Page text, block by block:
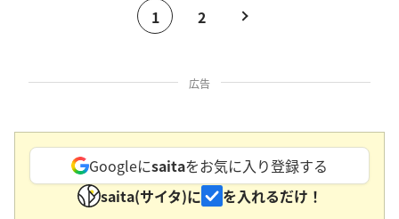
1 2
Googleにsaitaをお気に入り登録する
saita(サイタ)に
を入れるだけ！
広告